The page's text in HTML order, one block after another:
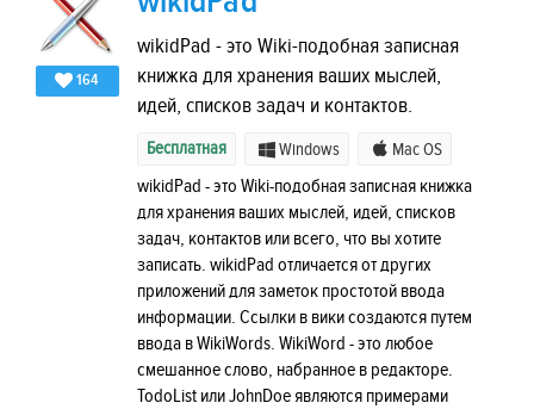
164
wikidPad - это Wiki-подобная записная
книжка для хранения ваших мыслей,
идей, списков задач и контактов.
Бесплатная Windows Mac OS
wikidPad - это Wiki-подобная записная книжка
для хранения ваших мыслей, идей, списков
задач, контактов или всего, что вы хотите
записать. wikidPad отличается от других
приложений для заметок простотой ввода
информации. Ссылки в вики создаются путем
ввода в WikiWords. WikiWord - это любое
смешанное слово, набранное в редакторе.
TodoList или JohnDoe являются примерами